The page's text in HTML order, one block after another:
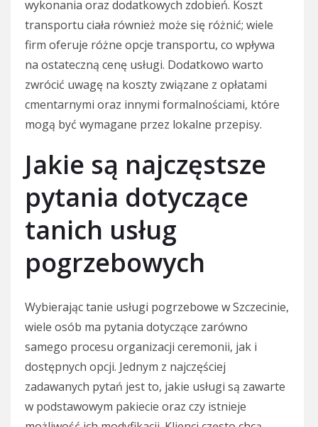
wykonania oraz dodatkowych zdobień. Koszt
transportu ciała również może się różnić; wiele
firm oferuje różne opcje transportu, co wpływa
na ostateczną cenę usługi. Dodatkowo warto
zwrócić uwagę na koszty związane z opłatami
cmentarnymi oraz innymi formalnościami, które
mogą być wymagane przez lokalne przepisy.
Jakie są najczęstsze
pytania dotyczące
tanich usług
pogrzebowych
Wybierając tanie usługi pogrzebowe w Szczecinie,
wiele osób ma pytania dotyczące zarówno
samego procesu organizacji ceremonii, jak i
dostępnych opcji. Jednym z najczęściej
zadawanych pytań jest to, jakie usługi są zawarte
w podstawowym pakiecie oraz czy istnieje